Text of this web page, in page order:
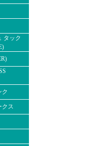
タック
ク
クス